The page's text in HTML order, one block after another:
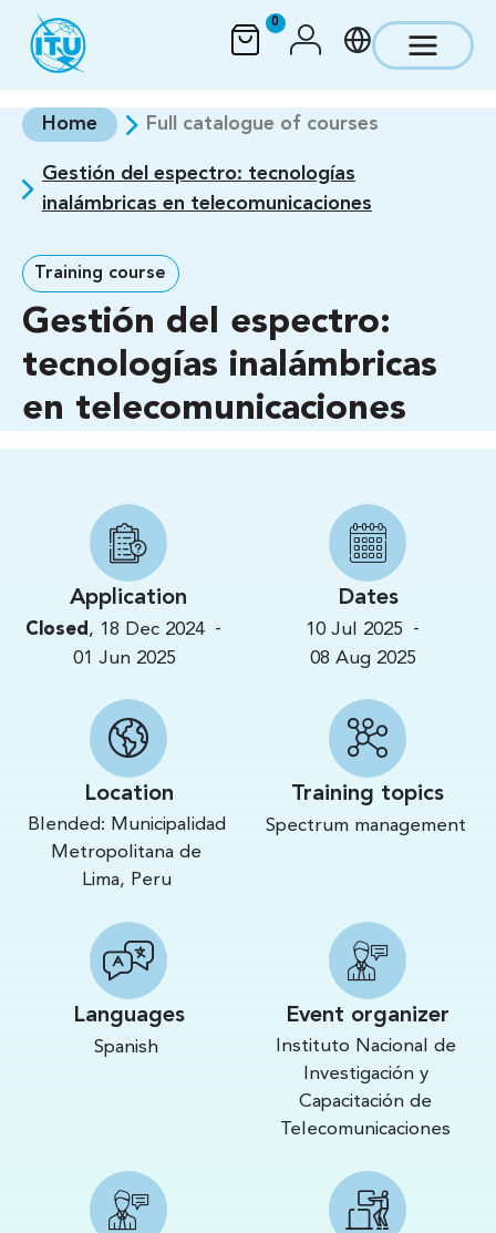
Skip to main content
0
Home Full catalogue of courses
Gestión del espectro: tecnologías
inalámbricas en telecomunicaciones
Training course
Gestión del espectro:
tecnologías inalámbricas
en telecomunicaciones
Application
Closed , 18 Dec 2024 -
01 Jun 2025
Dates
10 Jul 2025
-
08 Aug 2025
Location
Blended: Municipalidad
Metropolitana de
Lima, Peru
Training topics
Spectrum management
Languages
Spanish
Event organizer
Instituto Nacional de
Investigación y
Capacitación de
Telecomunicaciones